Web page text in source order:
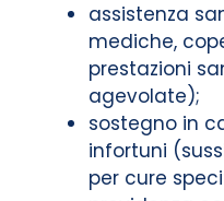
assistenza
mediche,
prestazioni
agevolate);
sostegno in
infortuni
per cure